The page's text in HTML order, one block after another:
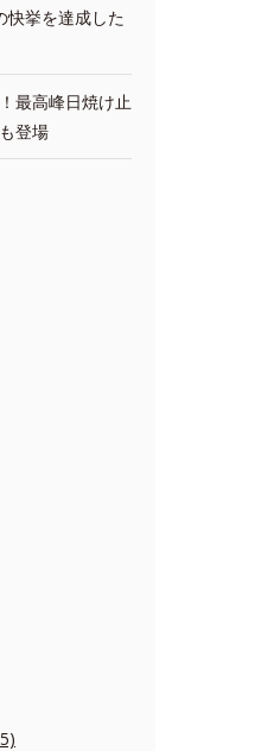
快挙を達成した
最高峰日焼け止
登場